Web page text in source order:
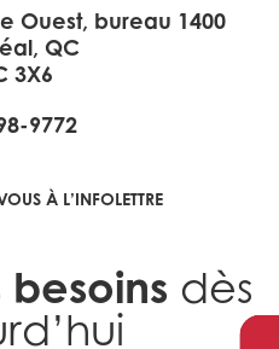
besoins dès
Ouest, bureau 1400
QC
3X6
9772
À L’INFOLETTRE